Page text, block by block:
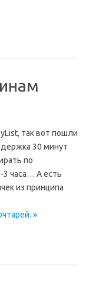
так вот пошли
30 минут
по
3 часа… А есть
из принципа
»